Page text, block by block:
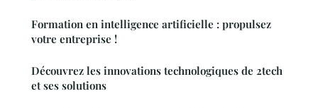
Formation en intelligence artificielle : propulsez
votre entreprise !
Découvrez les innovations technologiques de 2tech
et ses solutions